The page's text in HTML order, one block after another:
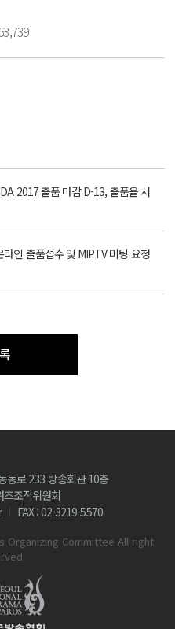
2017 출품 마감 D-13, 출품을 서
인 출품접수 및 MIPTV 미팅 요청
동로 233 방송회관 10층
즈조직위원회
FAX : 02-3219-5570
Organizing Committee All right